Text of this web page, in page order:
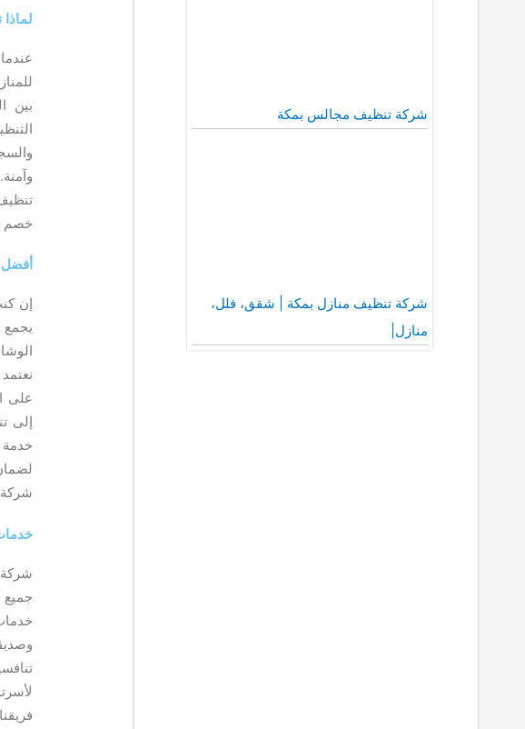
شركة تنظيف مجالس بمكة
شركة تنظيف منازل بمكة | شقق، فلل،
منازل|
بين
خصم
إن
يجمع
على
إلى
خدمة